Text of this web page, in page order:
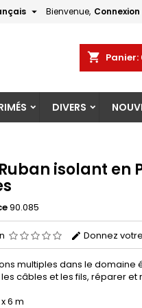
Bienvenue, Connexion

shopping_cart Panier:
DIVERS
isolant en
90.085
Donnez
multiples dans le domaine
câbles et les fils, réparer et
6 m